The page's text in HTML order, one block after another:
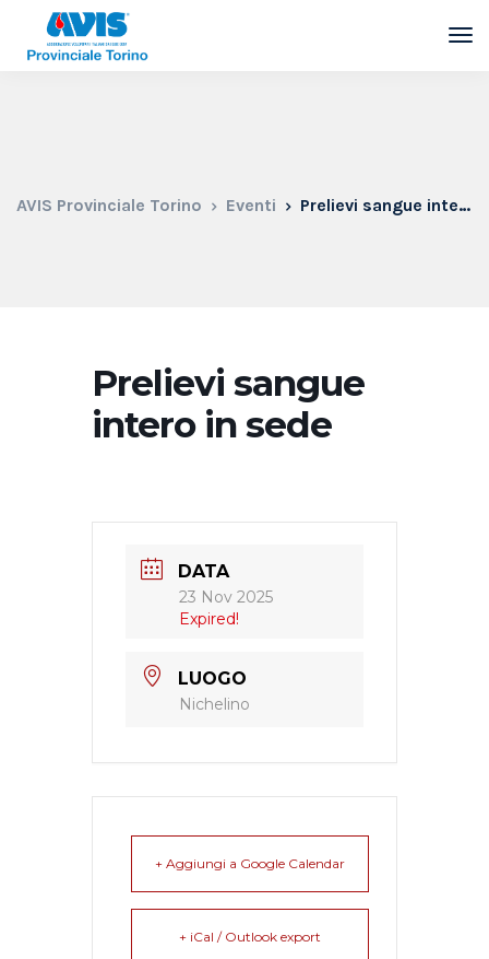
AVIS Provinciale Torino Eventi Prelievi sangue intero in sede
Prelievi sangue
intero in sede
DATA
23 Nov 2025
Expired!
LUOGO
Nichelino
+ Aggiungi a Google Calendar
+ iCal / Outlook export